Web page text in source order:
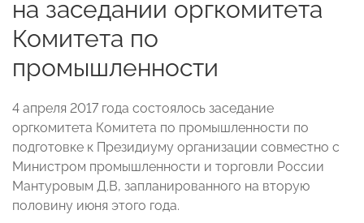
на заседании оргкомитета
Комитета по
промышленности
4 апреля 2017 года состоялось заседание
оргкомитета Комитета по промышленности по
подготовке к Президиуму организации совместно с
Министром промышленности и торговли России
Мантуровым Д.В, запланированного на вторую
половину июня этого года.